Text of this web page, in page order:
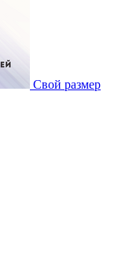
Свой размер